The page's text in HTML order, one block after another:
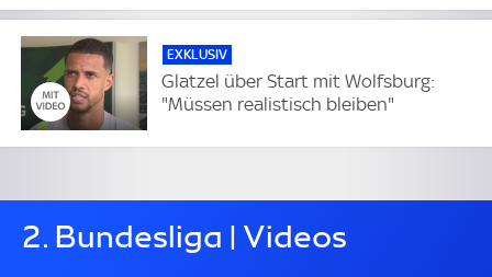
EXKLUSIV
Glatzel über Start mit Wolfsburg:
"Müssen realistisch bleiben"
2. Bundesliga | Videos